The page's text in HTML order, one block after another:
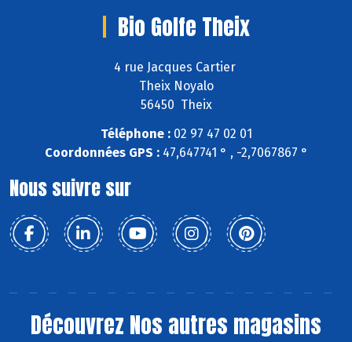
Bio Golfe Theix
4 rue Jacques Cartier
Theix Noyalo
56450 Theix
Téléphone :02 97 47 02 01
Coordonnées GPS :47,647741 ° , -2,7067867 °
Nous suivre sur
Découvrez Nos autres magasins